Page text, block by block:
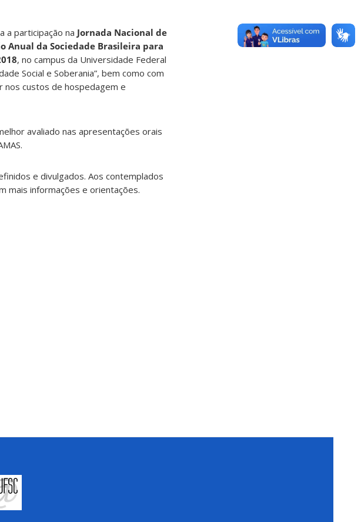
a participação na Jornada Nacional de
Anual da Sociedade Brasileira para
, no campus da Universidade Federal
Social e Soberania”, bem como com
nos custos de hospedagem e
avaliado nas apresentações orais
e divulgados. Aos contemplados
mais informações e orientações.